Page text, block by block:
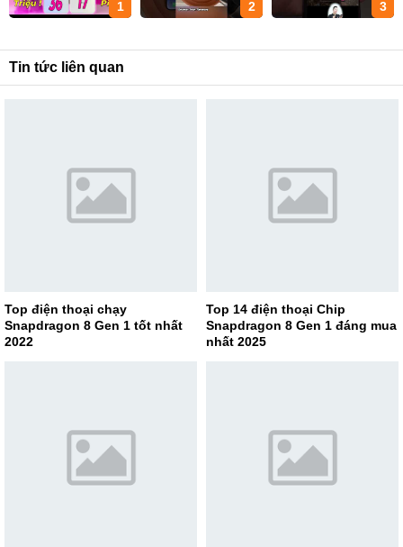
1 2 3
Tin tức liên quan
Top điện thoại chạy
Snapdragon 8 Gen 1 tốt nhất
2022
Top 14 điện thoại Chip
Snapdragon 8 Gen 1 đáng mua
nhất 2025